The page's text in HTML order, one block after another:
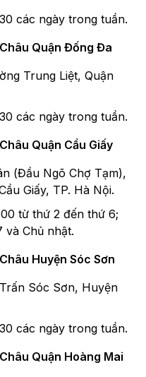
các ngày trong tuần.
Quận Đống Đa
Trung Liệt, Quận
các ngày trong tuần.
Quận Cầu Giấy
(Đầu Ngõ Chợ Tạm),
Giấy, TP. Hà Nội.
từ thứ 2 đến thứ 6;
và Chủ nhật.
Huyện Sóc Sơn
Sóc Sơn, Huyện
các ngày trong tuần.
Quận Hoàng Mai